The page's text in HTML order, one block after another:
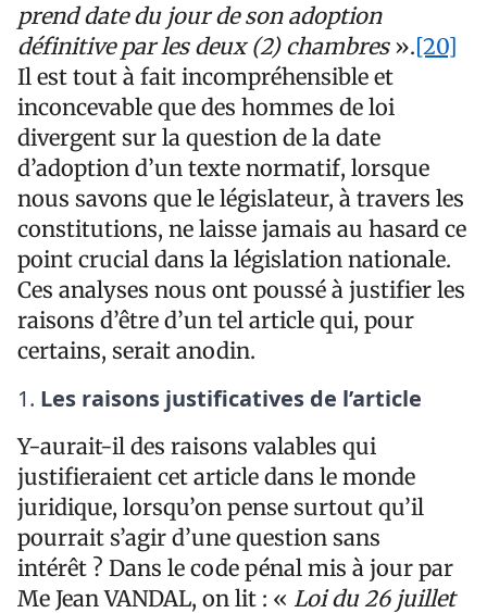
prend date du jour de son adoption
définitive par les deux (2) chambres».[20]
Il est tout à fait incompréhensible et
inconcevable que des hommes de loi
divergent sur la question de la date
d’adoption d’un texte normatif, lorsque
nous savons que le législateur, à travers les
constitutions, ne laisse jamais au hasard ce
point crucial dans la législation nationale.
Ces analyses nous ont poussé à justifier les
raisons d’être d’un tel article qui, pour
certains, serait anodin.
Les raisons justificatives de l’article
Y-aurait-il des raisons valables qui
justifieraient cet article dans le monde
juridique, lorsqu’on pense surtout qu’il
pourrait s’agir d’une question sans
intérêt ? Dans le code pénal mis à jour par
Me Jean VANDAL, on lit : « Loi du 26 juillet